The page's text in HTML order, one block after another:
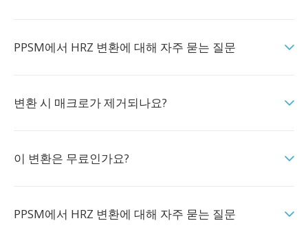
PPSM에서 HRZ 변환에 대해 자주 묻는 질문
변환 시 매크로가 제거되나요?
이 변환은 무료인가요?
PPSM에서 HRZ 변환에 대해 자주 묻는 질문